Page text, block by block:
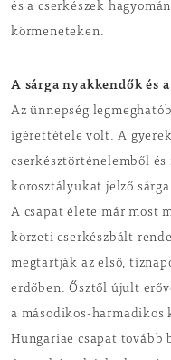
és a cserkészek
körmeneteken.
A sárga nyakkendők és
Az ünnepség
ígérettétele volt. A
cserkésztörténelemből
korosztályukat jelző
A csapat élete már most
körzeti cserkészbált
megtartják az első,
erdőben. Ősztől újult
a másodikos-harmadikos
Hungariae csapat tovább